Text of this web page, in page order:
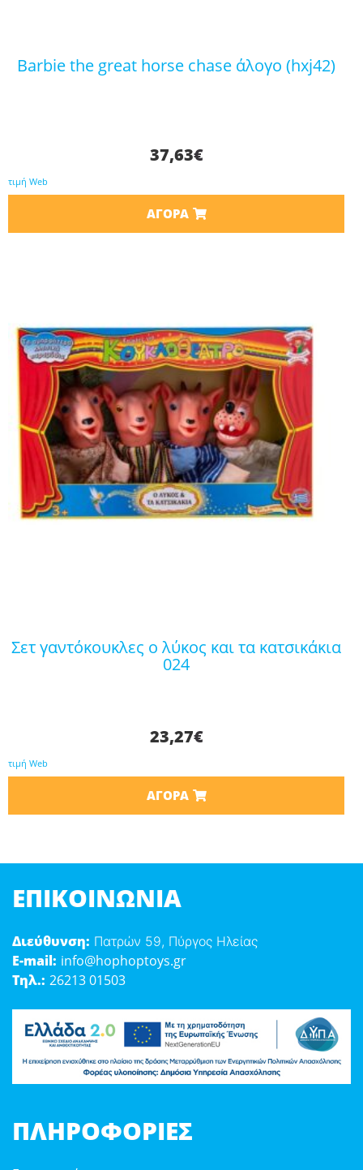
barbie the great horse chase άλογο (hxj42)
37,63€
τιμή Web
ΑΓΟΡΆ
σετ γαντόκουκλες ο λύκος και τα κατσικάκια
024
23,27€
τιμή Web
ΑΓΟΡΆ
ΕΠΙΚΟΙΝΩΝΊΑ
Διεύθυνση: Πατρών 59, Πύργος Ηλείας
E-mail: info@hophoptoys.gr
Τηλ.: 26213 01503
ΠΛΗΡΟΦΟΡΊΕΣ